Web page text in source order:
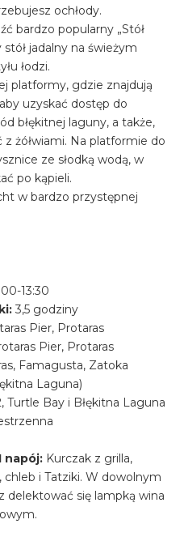
ochłody.
bardzo popularny „Stół
jadalny na świeżym
łodzi.
platformy, gdzie znajdują
uzyskać dostęp do
błękitnej laguny, a także,
z żółwiami. Na platformie do
ze słodką wodą, w
po kąpieli.
w bardzo przystępnej
13:30
3,5 godziny
Pier, Protaras
Pier, Protaras
Famagusta, Zatoka
Laguna)
Turtle Bay i Błękitna Laguna
napój: Kurczak z grilla,
chleb i Tatziki. W dowolnym
delektować się lampką wina